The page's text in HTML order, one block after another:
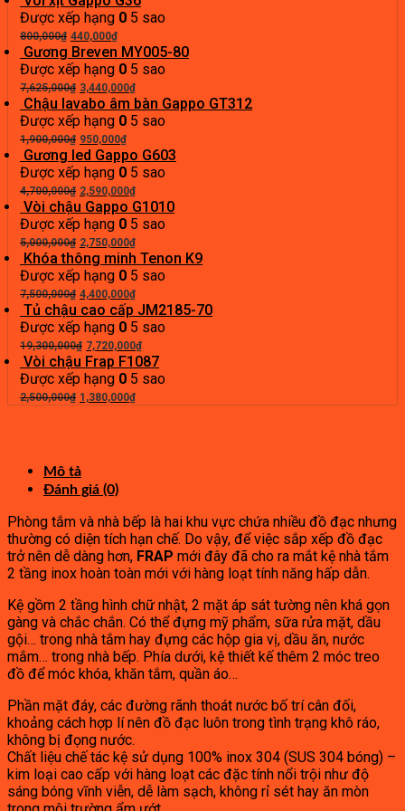
là:
8,600,000₫.
tại
4,620,000₫.
Được xếp hạng 0 5 sao
800,000₫ Giá
gốc
là:
800,000₫.
440,000₫Giá
hiện
tại
là:
440,000₫.
Gương Breven MY005-80
Được xếp hạng 0 5 sao
7,625,000₫ Giá
gốc
là:
7,625,000₫.
3,440,000₫Giá
hiện
tại
3,440,000₫.
Chậu lavabo âm bàn Gappo GT312
Được xếp hạng 0 5 sao
1,900,000₫ Giá
gốc
là:
1,900,000₫.
950,000₫Giá
hiện
tại
là:
950,000₫.
Gương led Gappo G603
Được xếp hạng 0 5 sao
4,700,000₫ Giá
gốc
là:
4,700,000₫.
2,590,000₫Giá
hiện
tại
là:
2,590,000₫.
Vòi chậu Gappo G1010
Được xếp hạng 0 5 sao
5,000,000₫ Giá
gốc
là:
5,000,000₫.
2,750,000₫Giá
hiện
tại
là:
2,750,000₫.
Khóa thông minh Tenon K9
Được xếp hạng 0 5 sao
7,500,000₫ Giá
gốc
là:
7,500,000₫.
4,400,000₫Giá
hiện
tại
là:
4,400,000₫.
Tủ chậu cao cấp JM2185-70
Được xếp hạng 0 5 sao
19,300,000₫ Giá
gốc
là:
19,300,000₫.
7,720,000₫Giá
hiện
tại
Vòi chậu Frap F1087
Được xếp hạng 0 5 sao
2,500,000₫ Giá
1,380,000₫Giá
Mô tả
Đánh giá (0)
Phòng tắm và nhà bếp là hai khu vực chứa nhiều đồ đạc nhưng
thường có diện tích hạn chế. Do vậy, để việc sắp xếp đồ đạc
trở nên dễ dàng hơn, FRAP mới đây đã cho ra mắt kệ nhà tắm
2 tầng inox hoàn toàn mới với hàng loạt tính năng hấp dẫn.
Kệ gồm 2 tầng hình chữ nhật, 2 mặt áp sát tường nên khá gọn
gàng và chắc chắn. Có thể đựng mỹ phẩm, sữa rửa mặt, dầu
gội… trong nhà tắm hay đựng các hộp gia vị, dầu ăn, nước
mắm… trong nhà bếp. Phía dưới, kệ thiết kế thêm 2 móc treo
đồ để móc khóa, khăn tắm, quần áo…
Phần mặt đáy, các đường rãnh thoát nước bố trí cân đối,
khoảng cách hợp lí nên đồ đạc luôn trong tình trạng khô ráo,
không bị đọng nước.
Chất liệu chế tác kệ sử dụng 100% inox 304 (SUS 304 bóng) –
kim loại cao cấp với hàng loạt các đặc tính nổi trội như độ
sáng bóng vĩnh viễn, dễ làm sạch, không rỉ sét hay ăn mòn